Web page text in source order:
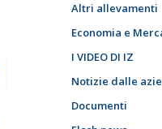
Altri allevamenti
Economia e
I VIDEO DI IZ
Notizie dalle
Documenti